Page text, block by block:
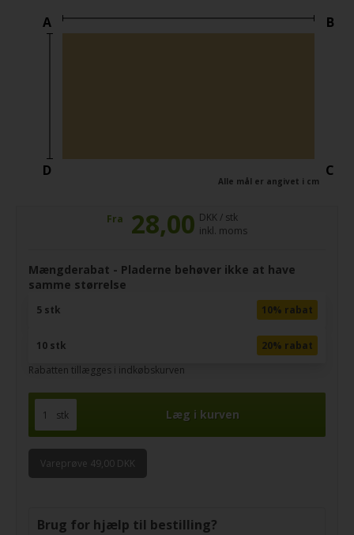
A B
C
D
Alle mål er angivet i cm
Fra 28,00 DKK / stk
inkl. moms
Mængderabat - Pladerne behøver ikke at have
samme størrelse
5 stk 10% rabat
10 stk
20% rabat
Rabatten tillægges i indkøbskurven
stk
Vareprøve 49,00 DKK
Brug for hjælp til bestilling?